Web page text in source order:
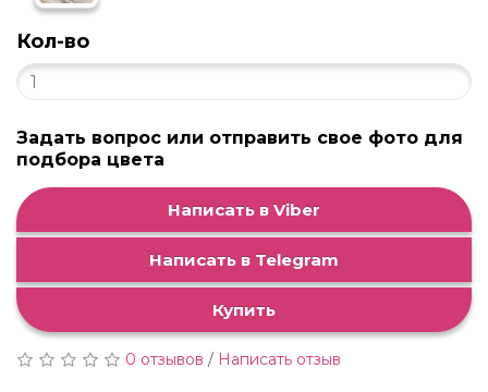
Кол-во
Задать вопрос или отправить свое фото для
подбора цвета
Написать в Viber
Написать в Telegram
Купить
0 отзывов / Написать отзыв